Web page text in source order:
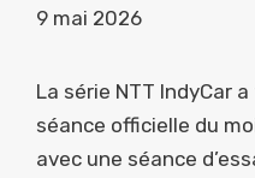
9 mai 2026
La série NTT IndyCar
séance officielle du
avec une séance